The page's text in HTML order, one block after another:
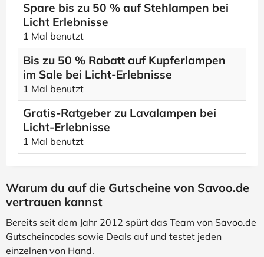
Spare bis zu 50 % auf Stehlampen bei
Licht Erlebnisse
1 Mal benutzt
Bis zu 50 % Rabatt auf Kupferlampen
im Sale bei Licht-Erlebnisse
1 Mal benutzt
Gratis-Ratgeber zu Lavalampen bei
Licht-Erlebnisse
1 Mal benutzt
Warum du auf die Gutscheine von Savoo.de
vertrauen kannst
Bereits seit dem Jahr 2012 spürt das Team von Savoo.de
Gutscheincodes sowie Deals auf und testet jeden
einzelnen von Hand.